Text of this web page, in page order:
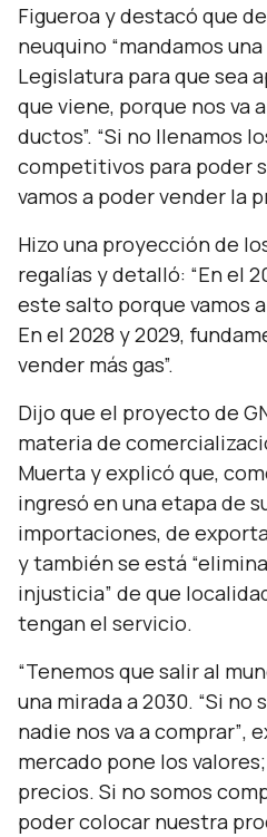
Figueroa y destacó que
neuquino “mandamos
Legislatura para que sea
que viene, porque nos va
ductos”. “Si no llenamos
competitivos para poder
vamos a poder vender la
Hizo una proyección de
regalías y detalló: “En el
este salto porque vamos
En el 2028 y 2029,
vender más gas”.
Dijo que el proyecto de
materia de
Muerta y explicó que,
ingresó en una etapa de
importaciones, de
y también se está
injusticia” de que
tengan el servicio.
“Tenemos que salir al
una mirada a 2030. “Si no
nadie nos va a comprar”,
mercado pone los
precios. Si no somos
poder colocar nuestra